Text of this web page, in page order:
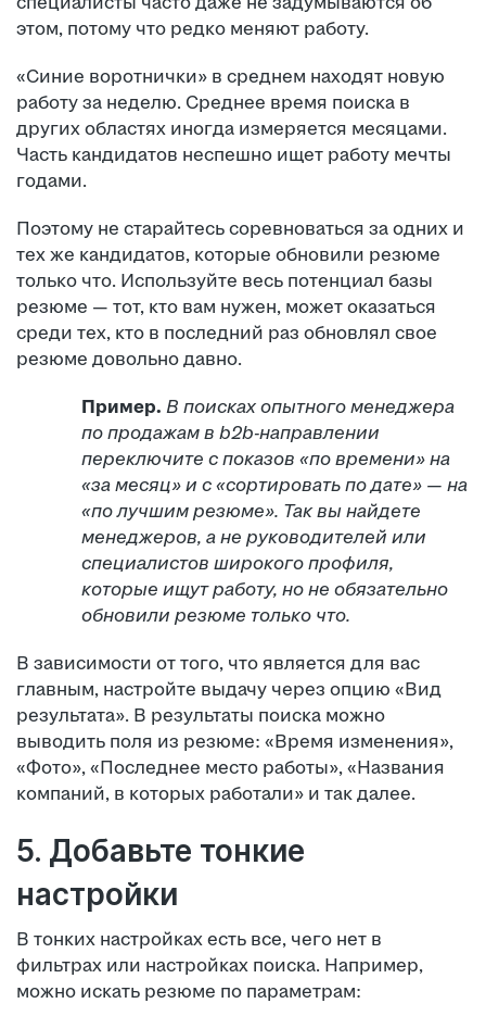
этом, потому что редко меняют работу.
«Синие воротнички» в среднем находят новую
работу за неделю. Среднее время поиска в
других областях иногда измеряется месяцами.
Часть кандидатов неспешно ищет работу мечты
годами.
Поэтому не старайтесь соревноваться за одних и
тех же кандидатов, которые обновили резюме
только что. Используйте весь потенциал базы
резюме — тот, кто вам нужен, может оказаться
среди тех, кто в последний раз обновлял свое
резюме довольно давно.
Пример. В поисках опытного менеджера
по продажам в b2b-направлении
переключите с показов «по времени» на
«за месяц» и с «сортировать по дате» — на
«по лучшим резюме». Так вы найдете
менеджеров, а не руководителей или
специалистов широкого профиля,
которые ищут работу, но не обязательно
обновили резюме только что.
В зависимости от того, что является для вас
главным, настройте выдачу через опцию «Вид
результата». В результаты поиска можно
выводить поля из резюме: «Время изменения»,
«Фото», «Последнее место работы», «Названия
компаний, в которых работали» и так далее.
5. Добавьте тонкие
настройки
В тонких настройках есть все, чего нет в
фильтрах или настройках поиска. Например,
можно искать резюме по параметрам: